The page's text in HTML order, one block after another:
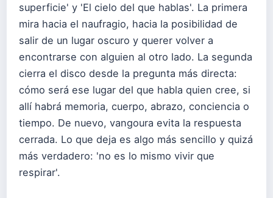
superficie' y 'El cielo del que hablas'. La primera
mira hacia el naufragio, hacia la posibilidad de
salir de un lugar oscuro y querer volver a
encontrarse con alguien al otro lado. La segunda
cierra el disco desde la pregunta más directa:
cómo será ese lugar del que habla quien cree, si
allí habrá memoria, cuerpo, abrazo, conciencia o
tiempo. De nuevo, vangoura evita la respuesta
cerrada. Lo que deja es algo más sencillo y quizá
más verdadero: 'no es lo mismo vivir que
respirar'.